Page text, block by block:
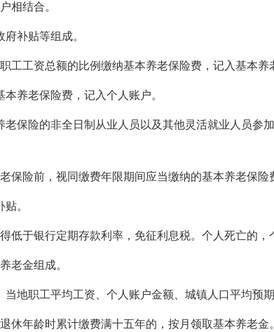
相结合。
补贴等组成。
工资总额的比例缴纳基本养老保险费，记入基本养
养老保险费，记入个人账户。
保险的非全日制从业人员以及其他灵活就业人员参
险前，视同缴费年限期间应当缴纳的基本养老保险
。
于银行定期存款利率，免征利息税。个人死亡的，
老金组成。
地职工平均工资、个人账户金额、城镇人口平均预期
年龄时累计缴费满十五年的，按月领取基本养老金。